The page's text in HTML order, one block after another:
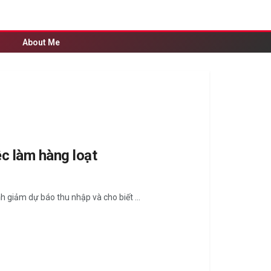
About Me
làm hàng loạt
giảm dự báo thu nhập và cho biết ...